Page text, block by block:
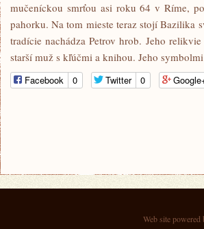
mučeníckou smrťou asi roku 64 v Ríme,
pahorku. Na tom mieste teraz stojí Bazilika
tradície nachádza Petrov hrob. Jeho
starší muž s kľúčmi a knihou. Jeho
Facebook 0 Twitter 0
Web site powered